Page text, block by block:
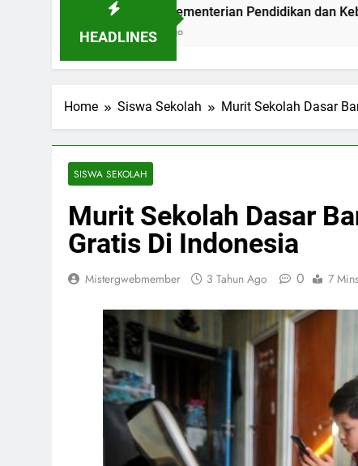
HEADLINES
Logo Kementerian Pendidikan dan Kebudayaan:
2 Hari Ago
Home Siswa Sekolah Murit Sekolah Dasar
SISWA SEKOLAH
Murit Sekolah Dasar
Gratis Di Indonesia
Mistergwebmember 3 Tahun Ago 0 7 Mins